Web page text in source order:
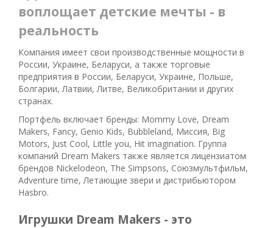
воплощает детские мечты - в
реальность
Компания имеет свои производственные мощности в
России, Украине, Беларуси, а также торговые
предприятия в России, Беларуси, Украине, Польше,
Болгарии, Латвии, Литве, Великобритании и других
странах.
Портфель включает бренды: Mommy Love, Dream
Makers, Fancy, Genio Kids, Bubbleland, Миссия, Big
Motors, Just Cool, Little you, Hit imagination. Группа
компаний Dream Makers также является лицензиатом
брендов Nickelodeon, The Simpsons, Союзмультфильм,
Adventure time, Летающие звери и дистрибьютором
Hasbro.
Игрушки Dream Makers - это